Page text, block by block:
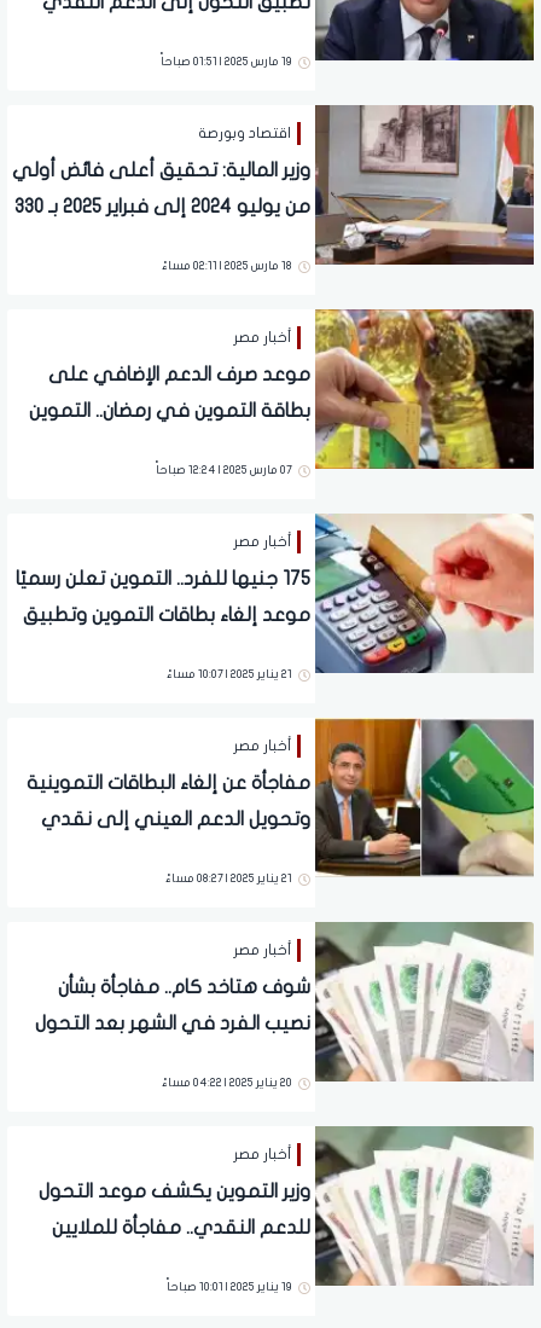
19 مارس 2025 | 01:51 صباحاً
اقتصاد وبورصة
وزير المالية: تحقيق أعلى فائض أولي
من يوليو 2024 إلى فبراير 2025 بـ 330
18 مارس 2025 | 02:11 مساءً
أخبار مصر
موعد صرف الدعم الإضافي على
بطاقة التموين في رمضان.. التموين
07 مارس 2025 | 12:24 صباحاً
أخبار مصر
175 جنيها للفرد.. التموين تعلن رسميًا
موعد إلغاء بطاقات التموين وتطبيق
21 يناير 2025 | 10:07 مساءً
أخبار مصر
مفاجأة عن إلغاء البطاقات التموينية
وتحويل الدعم العيني إلى نقدي
21 يناير 2025 | 08:27 مساءً
أخبار مصر
شوف هتاخد كام.. مفاجأة بشأن
نصيب الفرد في الشهر بعد التحول
20 يناير 2025 | 04:22 مساءً
أخبار مصر
وزير التموين يكشف موعد التحول
للدعم النقدي.. مفاجأة للملايين
19 يناير 2025 | 10:01 صباحاً